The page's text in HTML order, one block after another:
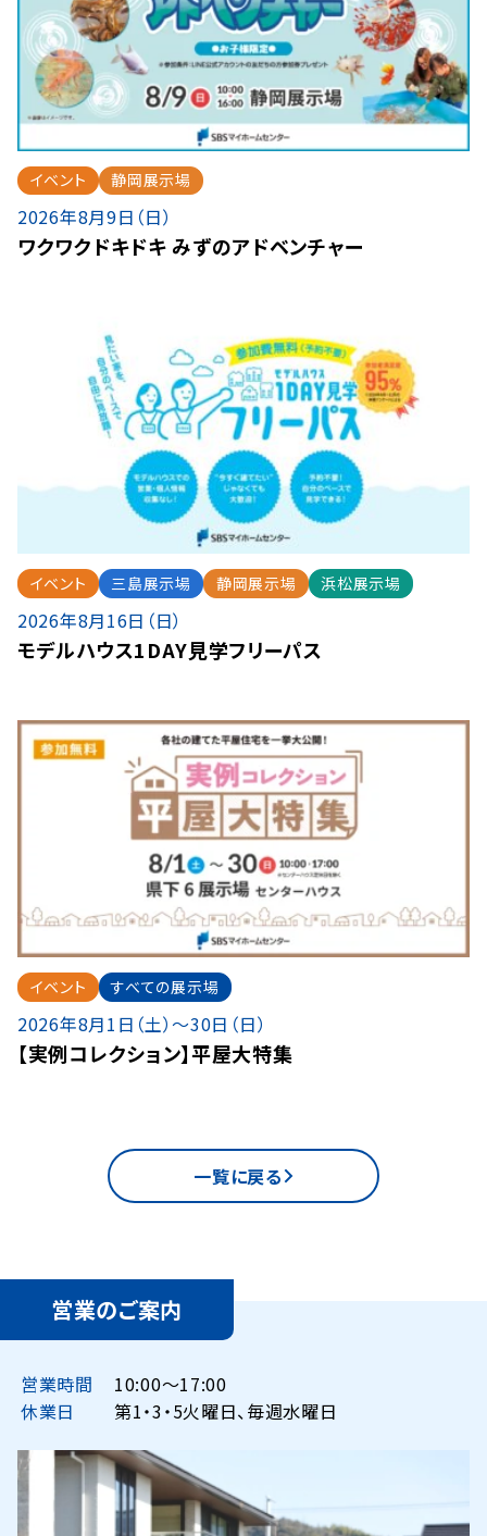
イベント 静岡展示場
2026年8月9日（日）
ワクワクドキドキ みずのアドベンチャー
イベント 三島展示場 静岡展示場 浜松展示場
2026年8月16日（日）
モデルハウス1DAY見学フリーパス
イベント すべての展示場
2026年8月1日（土）〜30日（日）
【実例コレクション】平屋大特集
一覧に戻る
営業のご案内
営業時間
10:00〜17:00
休業日
第1・3・5火曜日、毎週水曜日